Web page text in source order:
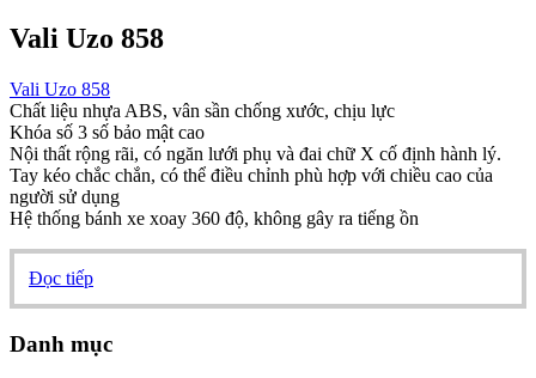
Vali Uzo 858
Vali Uzo 858
Chất liệu nhựa ABS, vân sần chống xước, chịu lực
Khóa số 3 số bảo mật cao
Nội thất rộng rãi, có ngăn lưới phụ và đai chữ X cố định hành lý.
Tay kéo chắc chắn, có thể điều chỉnh phù hợp với chiều cao của
người sử dụng
Hệ thống bánh xe xoay 360 độ, không gây ra tiếng ồn
Đọc tiếp
Danh mục